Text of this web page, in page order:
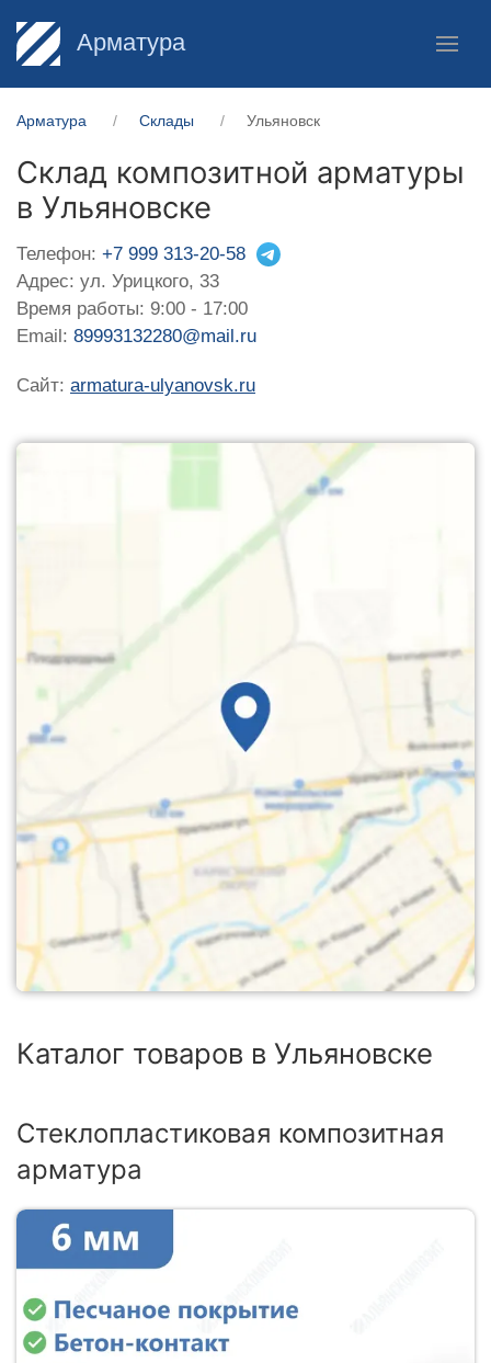
Арматура
Арматура Склады Ульяновск
Склад композитной арматуры
в Ульяновске
Телефон: +7 999 313-20-58
Адрес: ул. Урицкого, 33
Время работы: 9:00 - 17:00
Email: 89993132280@mail.ru
Сайт: armatura-ulyanovsk.ru
Каталог товаров в Ульяновске
Стеклопластиковая композитная
арматура